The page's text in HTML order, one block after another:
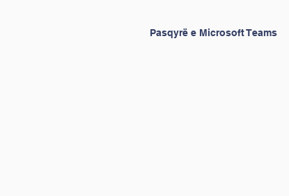
Pasqyrë e Microsoft Teams